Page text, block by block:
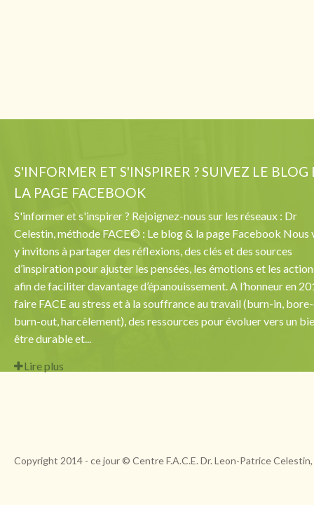
S'INFORMER ET S'INSPIRER ? SUIVEZ LE BLOG
LA PAGE FACEBOOK
S'informer et s'inspirer ? Rejoignez-nous sur les réseaux : Dr
Celestin, méthode FACE© : Le blog & la page Facebook Nous
y invitons à partager des réflexions, des clés et des sources
d’inspiration pour ajuster les pensées, les émotions et les
afin de faciliter davantage d’épanouissement. A l’honneur en
faire FACE au stress et à la souffrance au travail (burn-in,
burn-out, harcèlement), des ressources pour évoluer vers un
être durable et...
Lire plus
Copyright 2014 - ce jour © Centre F.A.C.E. Dr. Leon-Patrice